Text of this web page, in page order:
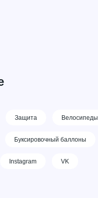
Защита Велосипеды
Буксировочный баллоны
Instagram VK